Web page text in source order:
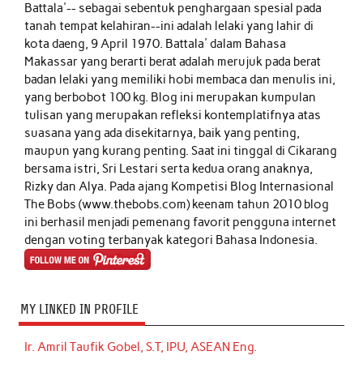
Battala'-- sebagai sebentuk penghargaan spesial pada
tanah tempat kelahiran--ini adalah lelaki yang lahir di
kota daeng, 9 April 1970. Battala' dalam Bahasa
Makassar yang berarti berat adalah merujuk pada berat
badan lelaki yang memiliki hobi membaca dan menulis ini,
yang berbobot 100 kg. Blog ini merupakan kumpulan
tulisan yang merupakan refleksi kontemplatifnya atas
suasana yang ada disekitarnya, baik yang penting,
maupun yang kurang penting. Saat ini tinggal di Cikarang
bersama istri, Sri Lestari serta kedua orang anaknya,
Rizky dan Alya. Pada ajang Kompetisi Blog Internasional
The Bobs (www.thebobs.com) keenam tahun 2010 blog
ini berhasil menjadi pemenang favorit pengguna internet
dengan voting terbanyak kategori Bahasa Indonesia.
MY LINKED IN PROFILE
Ir. Amril Taufik Gobel, S.T, IPU, ASEAN Eng.